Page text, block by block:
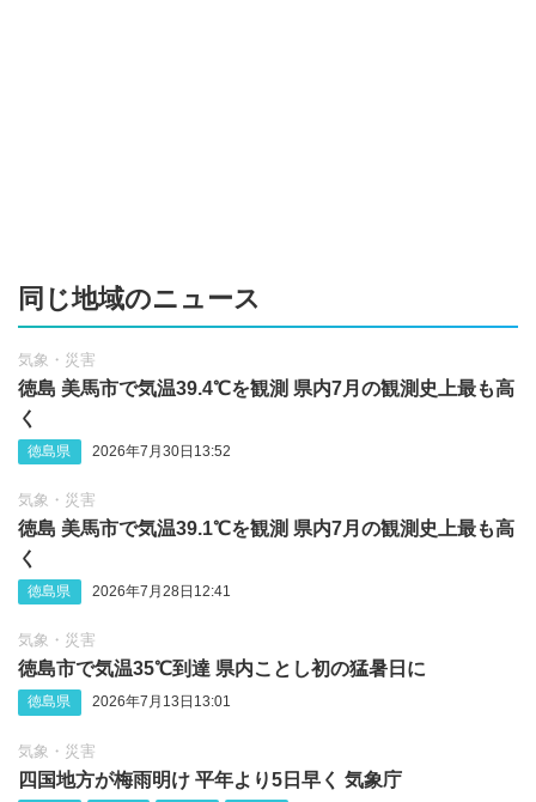
同じ地域のニュース
気象・災害
徳島 美馬市で気温39.4℃を観測 県内7月の観測史上最も高
く
徳島県 2026年7月30日13:52
気象・災害
徳島 美馬市で気温39.1℃を観測 県内7月の観測史上最も高
く
徳島県 2026年7月28日12:41
気象・災害
徳島市で気温35℃到達 県内ことし初の猛暑日に
徳島県 2026年7月13日13:01
気象・災害
四国地方が梅雨明け 平年より5日早く 気象庁